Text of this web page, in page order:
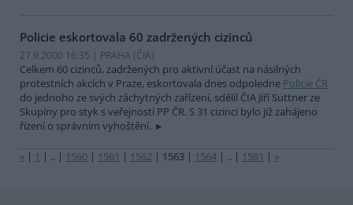
Policie eskortovala 60 zadržených cizinců
27.9.2000 16:35 | PRAHA (ČIA)
Celkem 60 cizinců, zadržených pro aktivní účast na násilných
protestních akcích v Praze, eskortovala dnes odpoledne Policie ČR
do jednoho ze svých záchytných zařízení, sdělil ČIA Jiří Suttner ze
Skupiny pro styk s veřejností PP ČR. S 31 cizinci bylo již zahájeno
řízení o správním vyhoštění.
« | 1 | .. | 1560 | 1561 | 1562 | 1563 | 1564 | .. | 1581 | »